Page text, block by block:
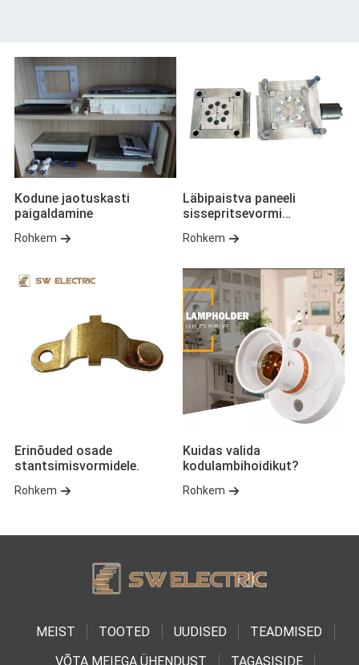
Kodune jaotuskasti
paigaldamine
Rohkem
Läbipaistva paneeli
sissepritsevormi
Rohkem
Erinõuded osade
stantsimisvormidele.
Rohkem
Kuidas valida
kodulambihoidikut?
Rohkem
MEIST TOOTED UUDISED
TEADMISED
VÕTA MEIEGA ÜHENDUST
TAGASISIDE